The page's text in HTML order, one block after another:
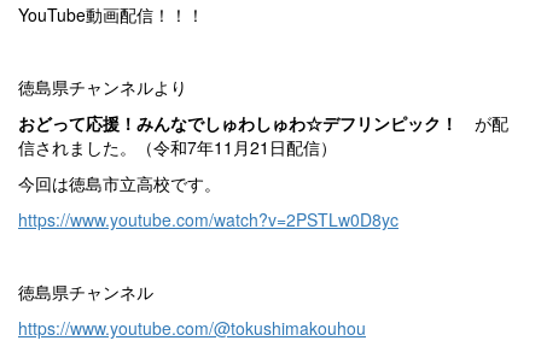
YouTube動画配信！！！
徳島県チャンネルより
おどって応援！みんなでしゅわしゅわ☆デフリンピック！ が配
信されました。（令和7年11月21日配信）
今回は徳島市立高校です。
https://www.youtube.com/watch?v=2PSTLw0D8yc
徳島県チャンネル
https://www.youtube.com/@tokushimakouhou